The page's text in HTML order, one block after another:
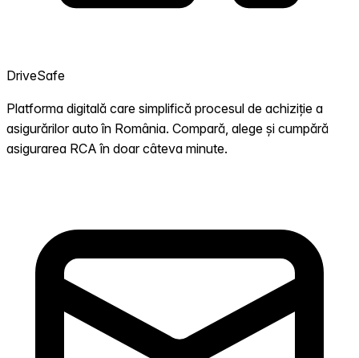
DriveSafe
Platforma digitală care simplifică procesul de achiziție a
asigurărilor auto în România. Compară, alege și cumpără
asigurarea RCA în doar câteva minute.